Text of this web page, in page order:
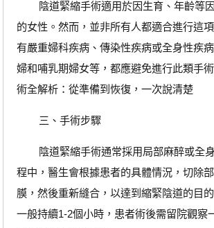
陰道緊縮手術適用於因生育、年齡等
的女性。然而，並非所有人都適合進行這
有嚴重婦科疾病、傳染性疾病或全身性疾
婦和哺乳期婦女等，都應避免進行此類手
術全解析：從準備到恢復，一次說清楚
三、手術步驟
陰道緊縮手術通常採用局部麻醉或全身
程中，醫生會根據患者的具體情況，切除
膜，然後重新縫合，以達到縮緊陰道的目
一般持續1-2個小時，患者術後需留院觀察